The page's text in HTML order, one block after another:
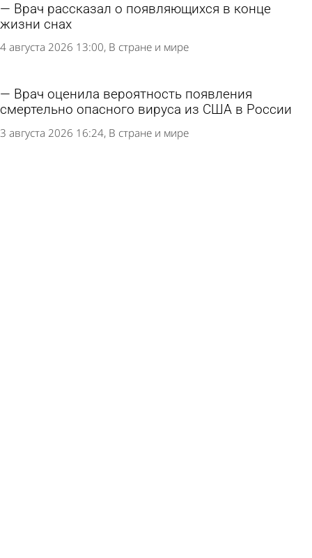
Врач рассказал о появляющихся в конце
жизни снах
4 августа 2026 13:00 В стране и мире
Врач оценила вероятность появления
смертельно опасного вируса из США в России
3 августа 2026 16:24 В стране и мире